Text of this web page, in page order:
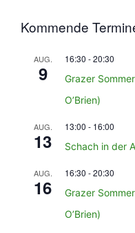
Kommende
AUG.
9
16:30 -20:30
Grazer
O’Brien)
AUG.
13
13:00 - 16:00
Schach in der
AUG.
16
16:30 -20:30
Grazer
O’Brien)